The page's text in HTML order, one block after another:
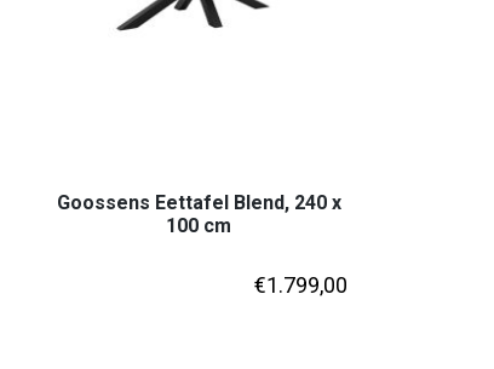
Goossens Eettafel Blend, 240 x
100 cm
€1.799,00